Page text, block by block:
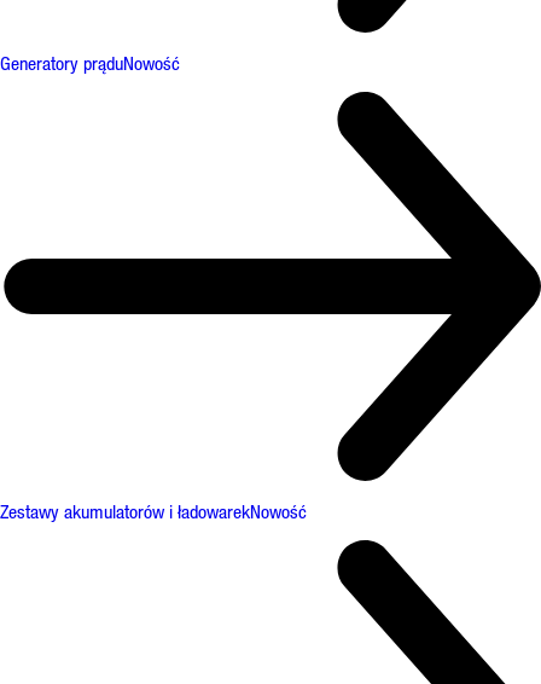
Generatory prąduNowość
Zestawy akumulatorów i ładowarekNowość